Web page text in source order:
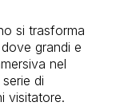
si trasforma
grandi e
nel
di
visitatore.